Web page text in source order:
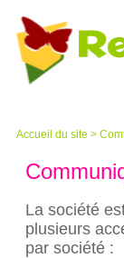
Accueil du site >
La société
plusieurs
par société :